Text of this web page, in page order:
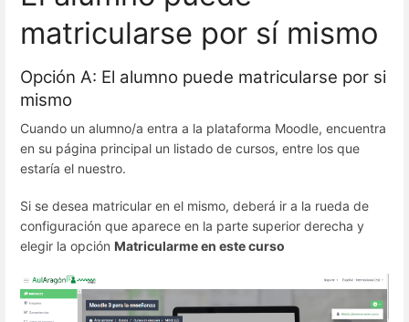
matricularse por sí mismo
Opción A: El alumno puede matricularse por si
mismo
Cuando un alumno/a entra a la plataforma Moodle, encuentra
en su página principal un listado de cursos, entre los que
estaría el nuestro.
Si se desea matricular en el mismo, deberá ir a la rueda de
configuración que aparece en la parte superior derecha y
elegir la opción Matricularme en este curso